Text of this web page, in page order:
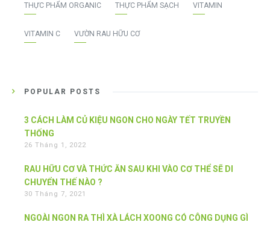
THỰC PHẨM ORGANIC THỰC PHẨM SẠCH VITAMIN
VITAMIN C VƯỜN RAU HỮU CƠ
POPULAR POSTS
3 CÁCH LÀM CỦ KIỆU NGON CHO NGÀY TẾT TRUYỀN
THỐNG
26 Tháng 1, 2022
RAU HỮU CƠ VÀ THỨC ĂN SAU KHI VÀO CƠ THỂ SẼ DI
CHUYỂN THẾ NÀO ?
30 Tháng 7, 2021
NGOÀI NGON RA THÌ XÀ LÁCH XOONG CÓ CÔNG DỤNG GÌ